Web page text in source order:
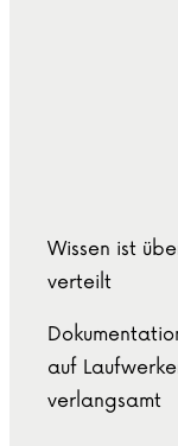
Wissen ist
verteilt
auf
verlangsamt